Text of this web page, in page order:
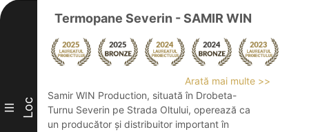
III Loc
Termopane Severin - SAMIR WIN
Arată mai multe >>
Samir WIN Production, situată în Drobeta-
Turnu Severin pe Strada Oltului, operează ca
un producător și distribuitor important în